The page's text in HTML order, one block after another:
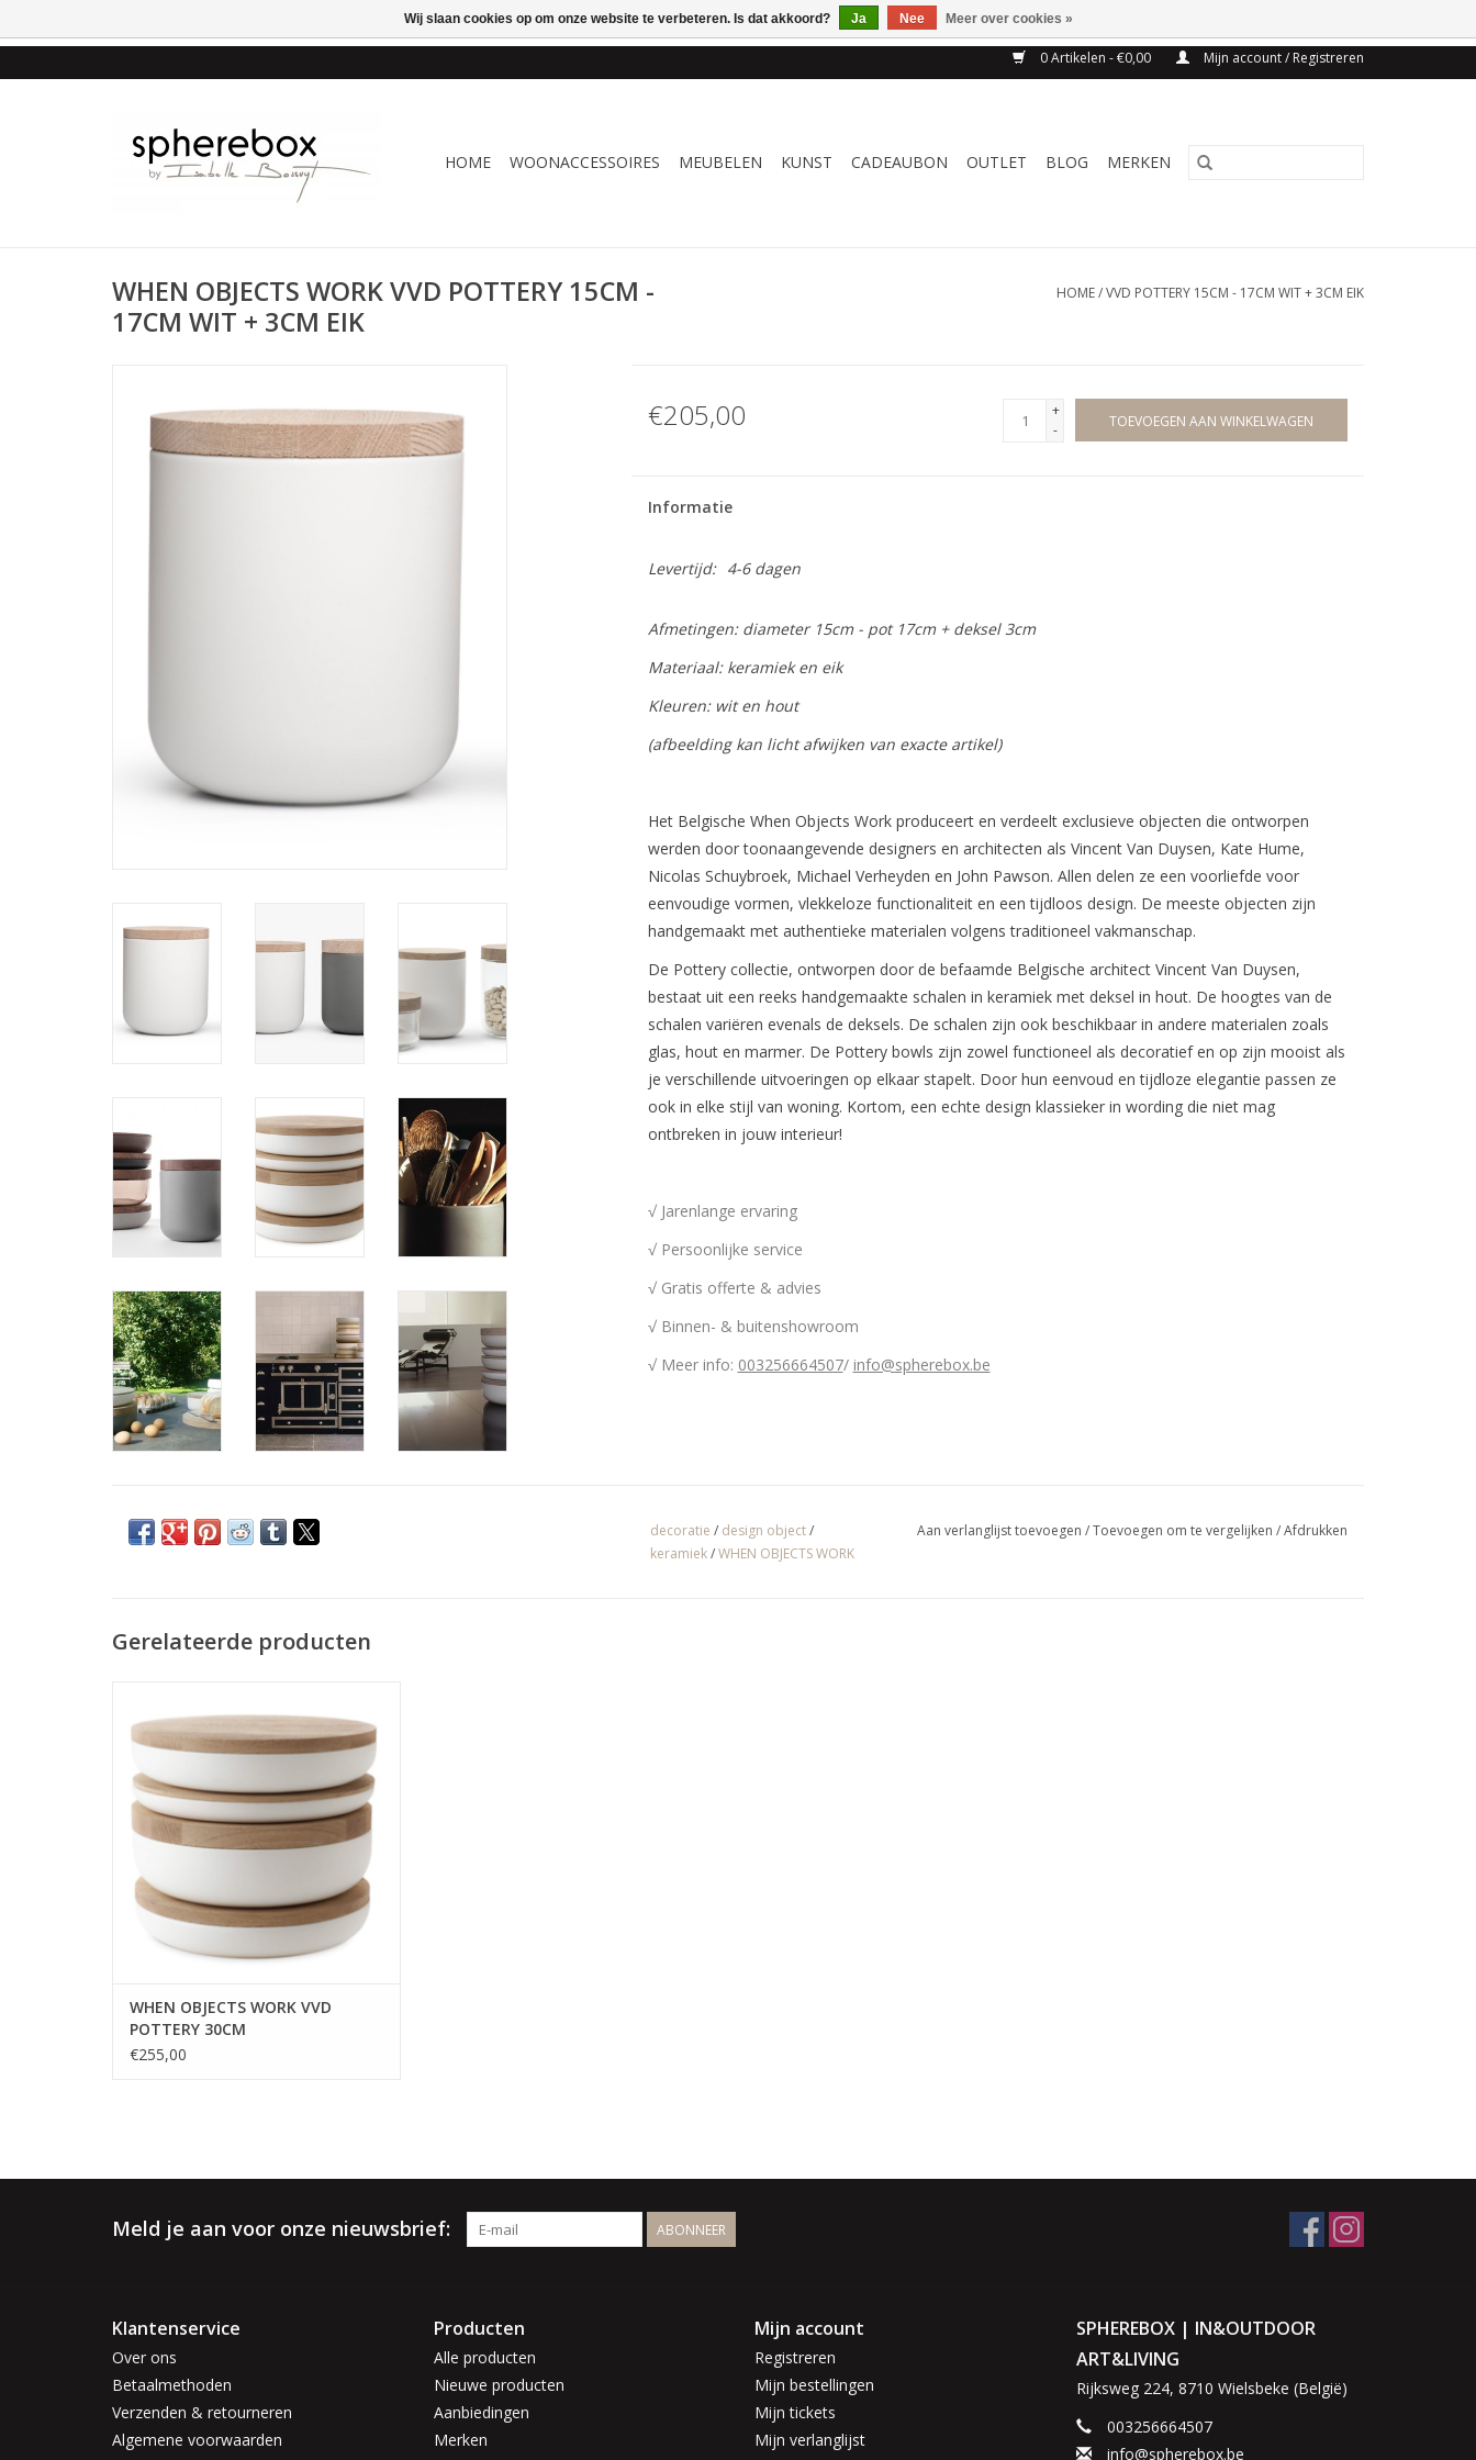
0 Artikelen - €0,00 Mijn account / Registreren
HOME WOONACCESSOIRES MEUBELEN KUNST CADEAUBON OUTLET BLOG MERKEN
WHEN OBJECTS WORK VVD POTTERY 15CM -
17CM WIT + 3CM EIK
HOME/VVD POTTERY 15CM - 17CM WIT + 3CM EIK
€205,00
+
-
TOEVOEGEN AAN WINKELWAGEN
Informatie
Levertijd: 4-6 dagen
Afmetingen: diameter 15cm - pot 17cm + deksel 3cm
Materiaal: keramiek en eik
Kleuren: wit en hout
(afbeelding kan licht afwijken van exacte artikel)
Het Belgische When Objects Work produceert en verdeelt exclusieve objecten die ontworpen
werden door toonaangevende designers en architecten als Vincent Van Duysen, Kate Hume,
Nicolas Schuybroek, Michael Verheyden en John Pawson. Allen delen ze een voorliefde voor
eenvoudige vormen, vlekkeloze functionaliteit en een tijdloos design. De meeste objecten zijn
handgemaakt met authentieke materialen volgens traditioneel vakmanschap.
De Pottery collectie, ontworpen door de befaamde Belgische architect Vincent Van Duysen,
bestaat uit een reeks handgemaakte schalen in keramiek met deksel in hout. De hoogtes van de
schalen variëren evenals de deksels. De schalen zijn ook beschikbaar in andere materialen zoals
glas, hout en marmer. De Pottery bowls zijn zowel functioneel als decoratief en op zijn mooist als
je verschillende uitvoeringen op elkaar stapelt. Door hun eenvoud en tijdloze elegantie passen ze
ook in elke stijl van woning. Kortom, een echte design klassieker in wording die niet mag
ontbreken in jouw interieur!
√ Jarenlange ervaring
√ Persoonlijke service
√ Gratis offerte & advies
√ Binnen- & buitenshowroom
√ Meer info: 003256664507/ info@spherebox.be
decoratie / design object/
keramiek/WHEN OBJECTS WORK
Aan verlanglijst toevoegen /Toevoegen om te vergelijken /Afdrukken
Gerelateerde producten
befaamde Belgische architect Vincent Van
Duysen, bestaat uit een reeks
handgemaakte schalen in keramiek met
deksel in hout. De hoogtes van de schalen
variëren evenals de deksels. De schalen
zijn ook beschikbaar in a
WHEN OBJECTS WORK VVD
POTTERY 30CM
€255,00
Meld je aan voor onze nieuwsbrief: ABONNEER
Klantenservice
Over ons
Betaalmethoden
Verzenden & retourneren
Algemene voorwaarden
Producten
Alle producten
Nieuwe producten
Aanbiedingen
Merken
Mijn account
Registreren
Mijn bestellingen
Mijn tickets
Mijn verlanglijst
SPHEREBOX | IN&OUTDOOR
ART&LIVING
Rijksweg 224, 8710 Wielsbeke (België)
003256664507
info@spherebox.be
Wij slaan cookies op om onze website te verbeteren. Is dat akkoord? Ja Nee Meer over cookies »
ONLINE WINKEL VOOR WOONACCESSOIRES, MEUBELEN & KUNST – GRATIS VERZENDING BELGIE VANAF 75€